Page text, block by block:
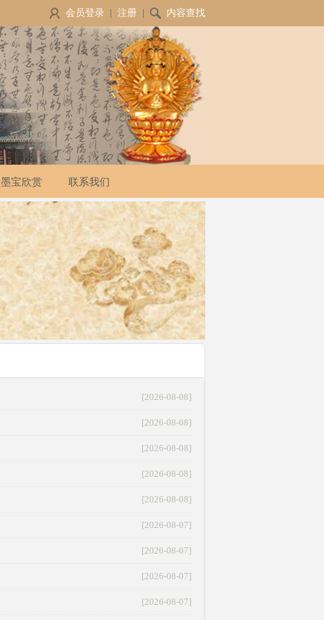
会员登录 注册 内容查找
墨宝欣赏 联系我们
[2026-08-08]
[2026-08-08]
[2026-08-08]
[2026-08-08]
[2026-08-08]
[2026-08-07]
[2026-08-07]
[2026-08-07]
[2026-08-07]